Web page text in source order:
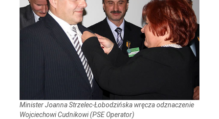
Minister Joanna Strzelec-Łobodzińska wręcza odznaczenie
Wojciechowi Cudnikowi (PSE Operator)